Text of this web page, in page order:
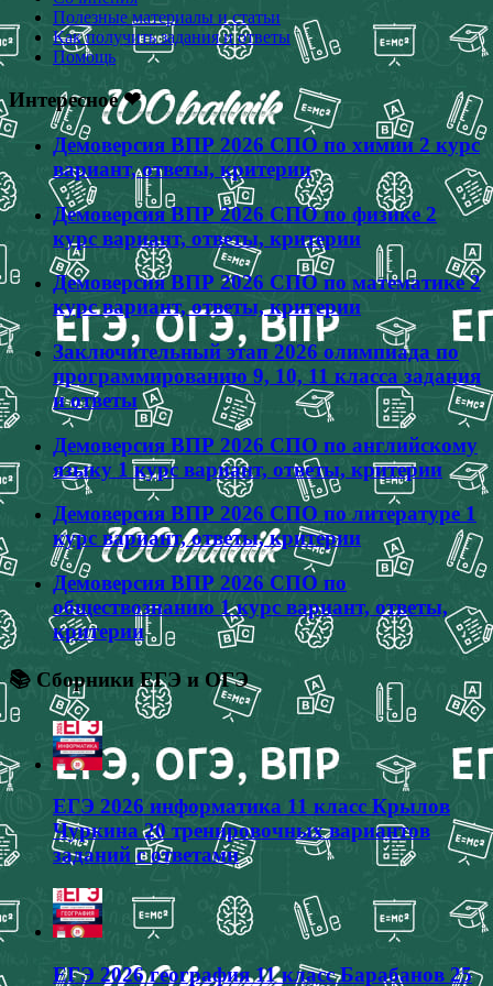
Полезные материалы и статьи
Как получить задания и ответы
Помощь
Интересное ❤
Демоверсия ВПР 2026 СПО по химии 2 курс
вариант, ответы, критерии
Демоверсия ВПР 2026 СПО по физике 2
курс вариант, ответы, критерии
Демоверсия ВПР 2026 СПО по математике 2
курс вариант, ответы, критерии
Заключительный этап 2026 олимпиада по
программированию 9, 10, 11 класса задания
и ответы
Демоверсия ВПР 2026 СПО по английскому
языку 1 курс вариант, ответы, критерии
Демоверсия ВПР 2026 СПО по литературе 1
курс вариант, ответы, критерии
Демоверсия ВПР 2026 СПО по
обществознанию 1 курс вариант, ответы,
критерии
📚 Сборники ЕГЭ и ОГЭ
ЕГЭ 2026 информатика 11 класс Крылов
Чуркина 20 тренировочных вариантов
заданий с ответами
ЕГЭ 2026 география 11 класс Барабанов 25